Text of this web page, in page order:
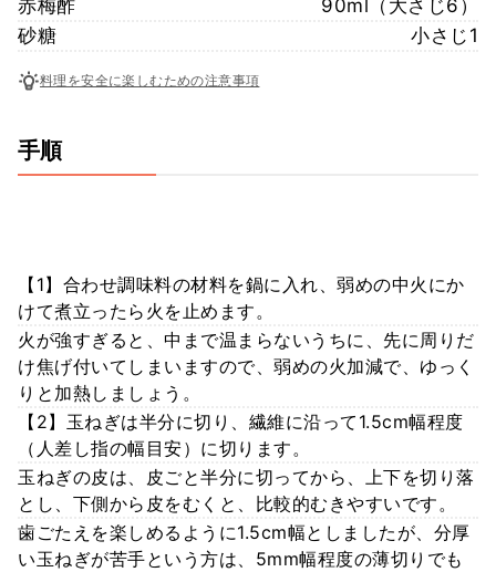
赤梅酢
90ml（大さじ6）
砂糖
小さじ1
料理を安全に楽しむための注意事項
手順
【1】合わせ調味料の材料を鍋に入れ、弱めの中火にか
けて煮立ったら火を止めます。
火が強すぎると、中まで温まらないうちに、先に周りだ
け焦げ付いてしまいますので、弱めの火加減で、ゆっく
りと加熱しましょう。
【2】玉ねぎは半分に切り、繊維に沿って1.5cm幅程度
（人差し指の幅目安）に切ります。
玉ねぎの皮は、皮ごと半分に切ってから、上下を切り落
とし、下側から皮をむくと、比較的むきやすいです。
歯ごたえを楽しめるように1.5cm幅としましたが、分厚
い玉ねぎが苦手という方は、5mm幅程度の薄切りでも